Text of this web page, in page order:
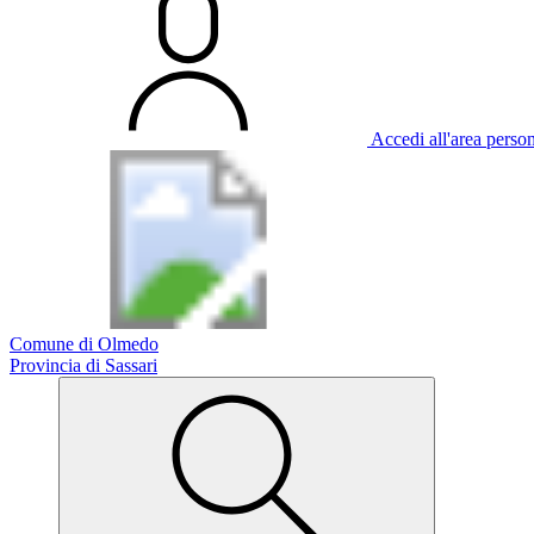
Accedi all'area
Comune di Olmedo
Provincia di Sassari